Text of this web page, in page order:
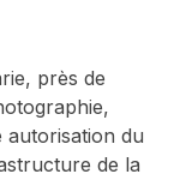
près de
du
de la